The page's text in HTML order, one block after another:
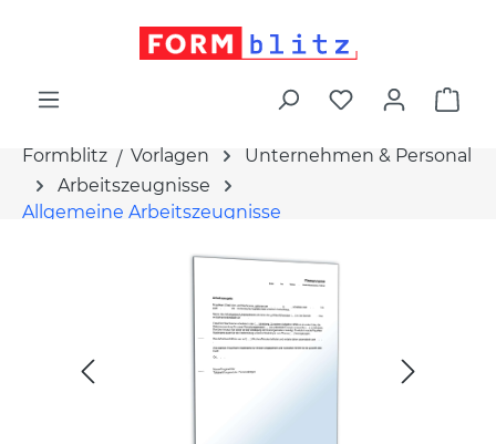
Formblitz Vorlagen
Unternehmen & Personal
Arbeitszeugnisse
Allgemeine Arbeitszeugnisse